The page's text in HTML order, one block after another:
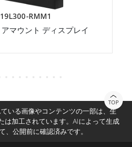
RMM1
マウント ディスプレイ
TOP
いる画像やコンテンツの一部は、生
は加工されています。AIによって生成
、公開前に確認済みです。